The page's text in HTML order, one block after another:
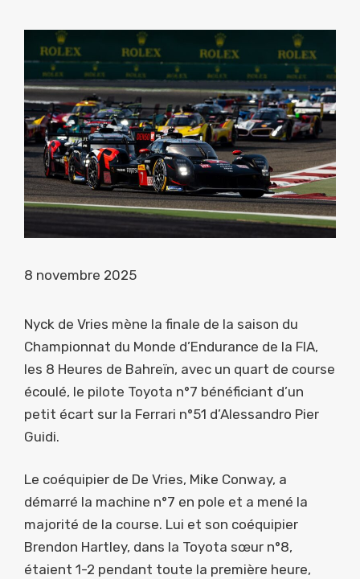
8 novembre 2025
Nyck de Vries mène la finale de la saison du
Championnat du Monde d’Endurance de la FIA,
les 8 Heures de Bahreïn, avec un quart de course
écoulé, le pilote Toyota n°7 bénéficiant d’un
petit écart sur la Ferrari n°51 d’Alessandro Pier
Guidi.
Le coéquipier de De Vries, Mike Conway, a
démarré la machine n°7 en pole et a mené la
majorité de la course. Lui et son coéquipier
Brendon Hartley, dans la Toyota sœur n°8,
étaient 1-2 pendant toute la première heure,